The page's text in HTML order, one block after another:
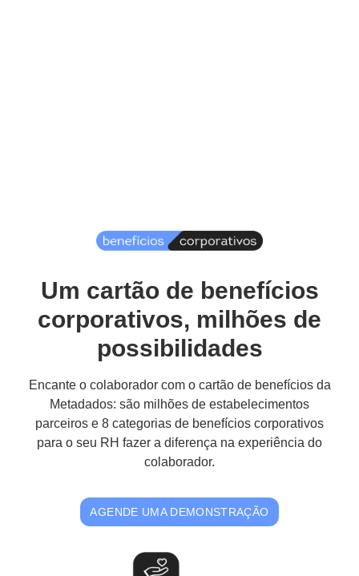
Um cartão de benefícios
corporativos, milhões de
possibilidades
Encante o colaborador com o cartão de benefícios da
Metadados: são milhões de estabelecimentos
parceiros e 8 categorias de benefícios corporativos
para o seu RH fazer a diferença na experiência do
colaborador.
AGENDE UMA DEMONSTRAÇÃO